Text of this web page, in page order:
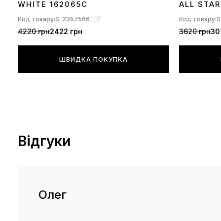
WHITE 162065C
Код товару:S-2357566
4220 грн2422 грн
ШВИДКА ПОКУПКА
ALL
Код товару:
3620 грн
Відгуки
Олег